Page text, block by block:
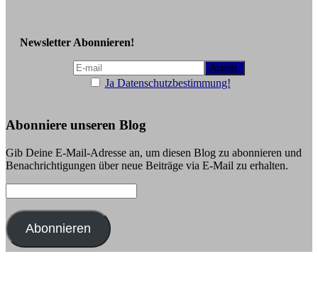
Newsletter Abonnieren!
Ja Datenschutzbestimmung!
Abonniere unseren Blog
Gib Deine E-Mail-Adresse an, um diesen Blog zu abonnieren und
Benachrichtigungen über neue Beiträge via E-Mail zu erhalten.
Mail-
Adresse:
Abonnieren